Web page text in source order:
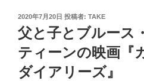
投
稿
日:
2020年7月20日 投稿者: TAKE
父と子とブルース
ティーンの映画『
ダイアリーズ』